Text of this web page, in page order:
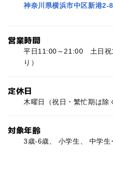
神奈川県横浜市中区新港2-
営業時間
平日11:00～21:00 土日祝
り）
定休日
木曜日（祝日・繁忙期は除
対象年齢
3歳-6歳、 小学生、 中学生